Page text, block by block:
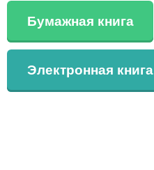
Бумажная книга
Электронная книга